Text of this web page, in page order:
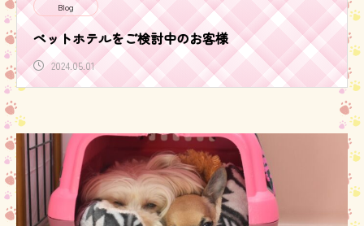
Blog
ペットホテルをご検討中のお客様
2024.05.01